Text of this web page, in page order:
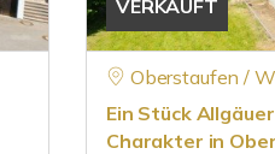
VERKAUFT
Oberstaufen /
Ein Stück
Charakter in